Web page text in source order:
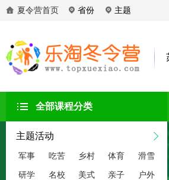
夏令营首页 省份 主题
全部课程分类
主题活动
军事 吃苦 乡村 体育
滑雪
研学
名校 美式 亲子 户外